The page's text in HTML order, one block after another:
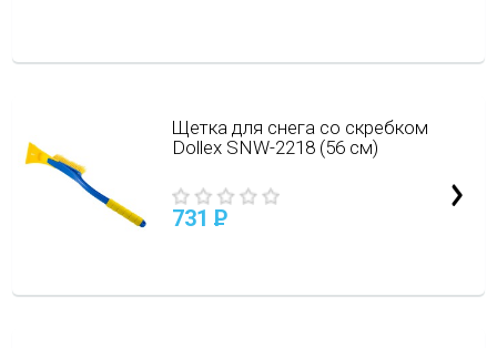
Щетка для снега со скребком
Dollex SNW-2218 (56 см)
731 P